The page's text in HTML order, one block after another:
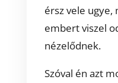
érsz vele ugye,
embert viszel
nézelődnek.
Szóval én azt